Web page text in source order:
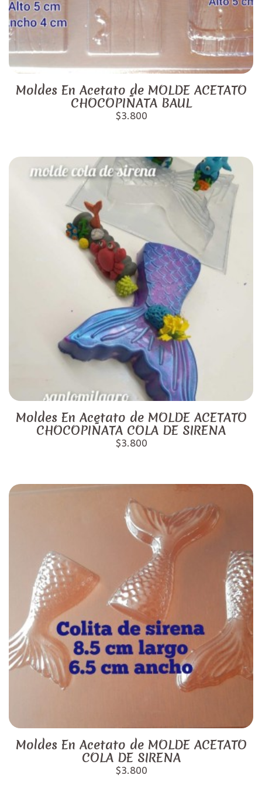
Moldes En Acetato de MOLDE ACETATO
CHOCOPIÑATA BAUL
$3.800
Moldes En Acetato de MOLDE ACETATO
CHOCOPIÑATA COLA DE SIRENA
$3.800
Moldes En Acetato de MOLDE ACETATO
COLA DE SIRENA
$3.800